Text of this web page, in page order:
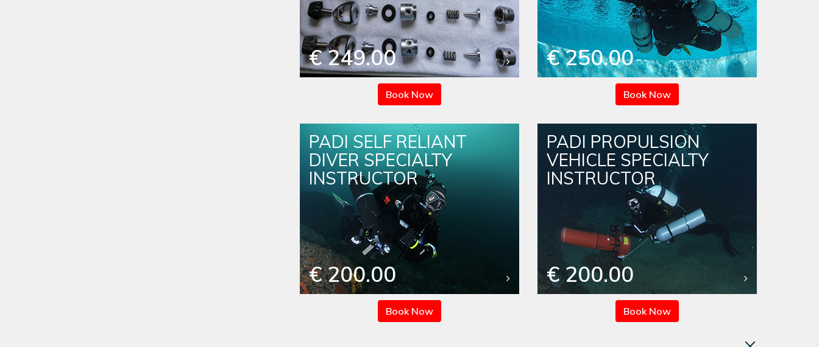
€ 249.00
Book Now
€ 250.00
Book Now
PADI SELF RELIANT
DIVER SPECIALTY
INSTRUCTOR
€ 200.00
Book Now
PADI PROPULSION
VEHICLE SPECIALTY
INSTRUCTOR
€ 200.00
Book Now